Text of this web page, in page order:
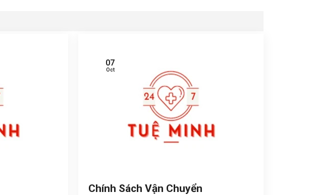
07
Oct
Chính Sách Vận Chuyển